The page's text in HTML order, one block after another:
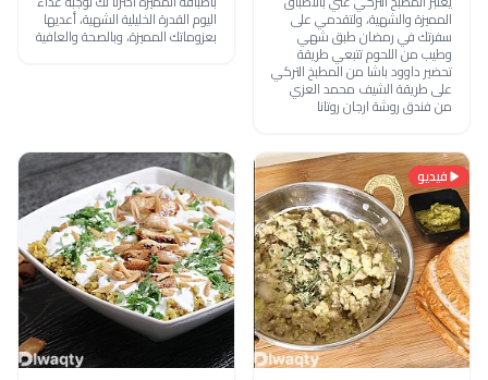
المميزة والشهية، ولتقدمي على
سفرتك في رمضان طبق شهي
وطيب من اللحوم تتبعي طريقة
تحضير داوود باشا من المطبخ التركي
على طريقة الشيف محمد العزي
من فندق روشة ارجان روتانا
اليوم القدرة الخليلية الشهية، أعديها
بعزوماتك المميزة، وبالصحة والعافية
فيديو